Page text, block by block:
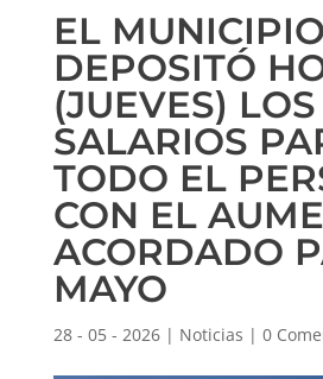
EL MUNICIPIO
DEPOSITÓ
(JUEVES) LOS
SALARIOS
TODO EL
CON EL
ACORDADO
MAYO
28 - 05 - 2026| Noticias | 0